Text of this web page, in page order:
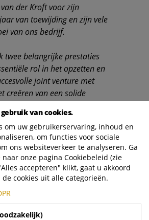
der Kroft voor zijn
van toewijding en zijn vele
van ons bedrijf.
twee belangrijke prestaties
rol in het opzetten en
joint venture met
creëren van een solide
verkoop van Terberg
mijlpaal.
geluk en plezier toe.”
produceert en onderhoudt speciale
en weeg- en identificatieystemen
van cookies.
om uw gebruikerservaring, inhoud en
om functies voor sociale
ons websiteverkeer te analyseren. Ga
onze pagina Cookiebeleid (zie
accepteren" klikt, gaat u akkoord
cookies uit alle categorieën.